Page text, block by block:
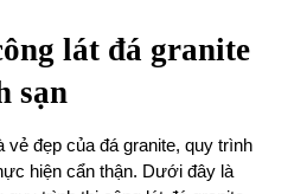
lát đá granite
sạn
đẹp của đá granite, quy trình
hiện cẩn thận. Dưới đây là